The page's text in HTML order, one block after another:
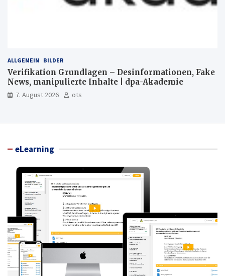
ALLGEMEIN BILDER
Verifikation Grundlagen – Desinformationen, Fake
News, manipulierte Inhalte | dpa-Akademie
7. August 2026 ots
eLearning